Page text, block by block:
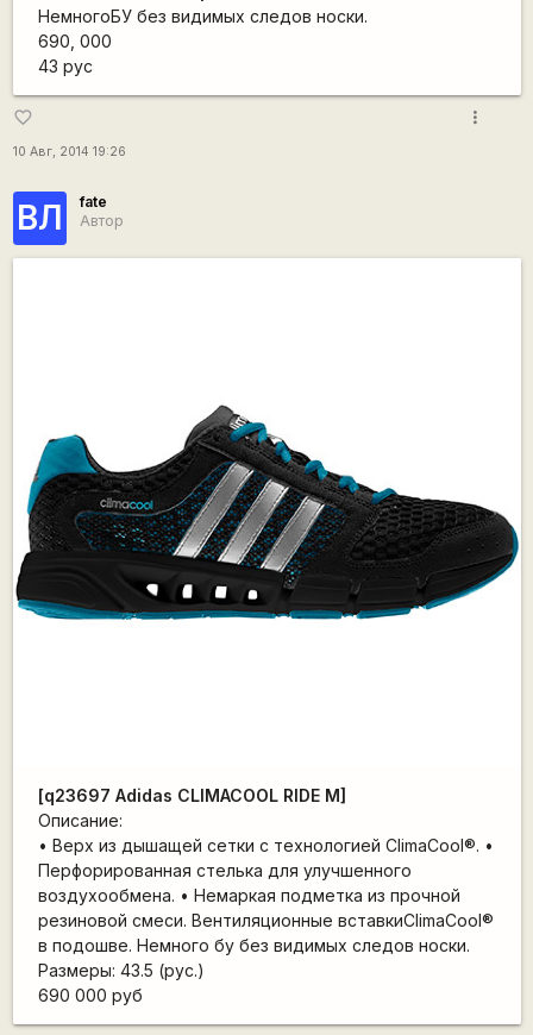
НемногоБУ без видимых следов носки.
690, 000
43 рус
favorite_border
10 Авг, 2014 19:26
more_vert
ВЛ
fate
Автор
[q23697 Adidas CLIMACOOL RIDE M]
Описание:
• Верх из дышащей сетки с технологией ClimaCool®. •
Перфорированная стелька для улучшенного
воздухообмена. • Немаркая подметка из прочной
резиновой смеси. Вентиляционные вставкиClimaCool®
в подошве. Немного бу без видимых следов носки.
Размеры: 43.5 (рус.)
690 000 руб